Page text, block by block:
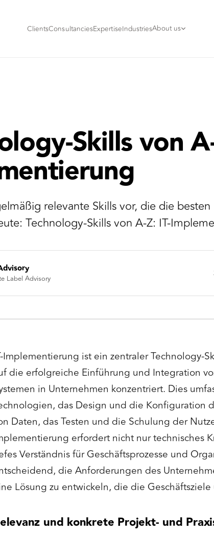
ClientsConsultanciesExpertiseIndustriesAbout us
Skills von
relevante Skills vor, die die
Technology-Skills von A-Z: IT-
Label Advisory
Implementierung ist ein zentraler Technology-
die erfolgreiche Einführung und Integration
in Unternehmen konzentriert. Dies
das Design und die Konfiguration
Daten, das Testen und die Schulung der
erfordert nicht nur technisches
Verständnis für Geschäftsprozesse und
die Anforderungen des
Lösung zu entwickeln, die die
und konkrete Projekt- und